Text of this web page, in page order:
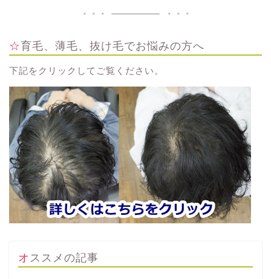
☆育毛、薄毛、抜け毛でお悩みの方へ
下記をクリックしてご覧ください。
オススメの記事